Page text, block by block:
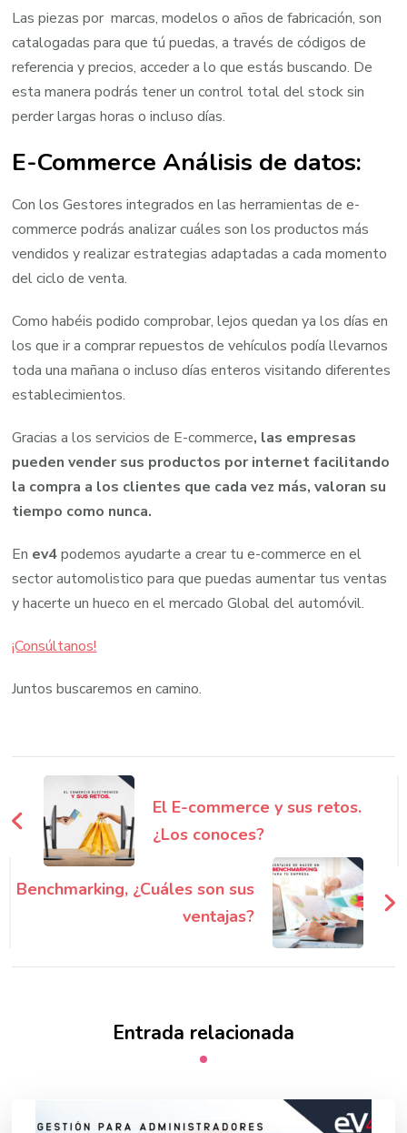
Las piezas por marcas, modelos o años de fabricación, son
catalogadas para que tú puedas, a través de códigos de
referencia y precios, acceder a lo que estás buscando. De
esta manera podrás tener un control total del stock sin
perder largas horas o incluso días.
E-Commerce Análisis de datos:
Con los Gestores integrados en las herramientas de e-
commerce podrás analizar cuáles son los productos más
vendidos y realizar estrategias adaptadas a cada momento
del ciclo de venta.
Como habéis podido comprobar, lejos quedan ya los días en
los que ir a comprar repuestos de vehículos podía llevarnos
toda una mañana o incluso días enteros visitando diferentes
establecimientos.
Gracias a los servicios de E-commerce, las empresas
pueden vender sus productos por internet facilitando
la compra a los clientes que cada vez más, valoran su
tiempo como nunca.
En ev4podemos ayudarte a crear tu e-commerce en el
sector automolistico para que puedas aumentar tus ventas
y hacerte un hueco en el mercado Global del automóvil.
¡Consúltanos!
Juntos buscaremos en camino.
Navegación
de
entradas
El E-commerce y sus retos.
¿Los conoces?
Benchmarking, ¿Cuáles son sus
ventajas?
Entrada relacionada